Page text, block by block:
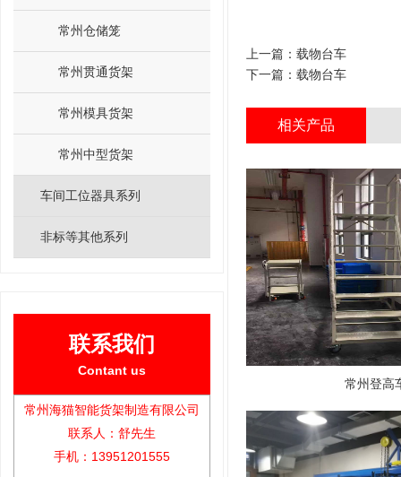
常州仓储笼
常州贯通货架
常州模具货架
常州中型货架
车间工位器具系列
非标等其他系列
联系我们
Contant us
常州海猫智能货架制造有限公司
联系人：舒先生
手机：13951201555
上一篇： 载物台车
下一篇： 载物台车
相关产品
常州登高